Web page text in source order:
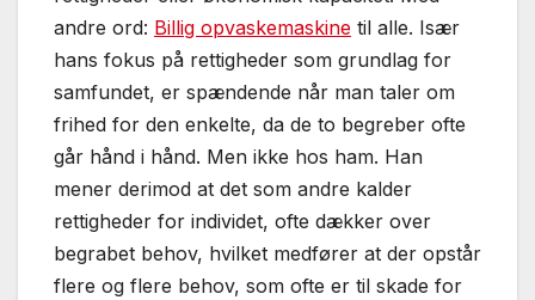
andre ord: Billig opvaskemaskine til alle. Især
hans fokus på rettigheder som grundlag for
samfundet, er spændende når man taler om
frihed for den enkelte, da de to begreber ofte
går hånd i hånd. Men ikke hos ham. Han
mener derimod at det som andre kalder
rettigheder for individet, ofte dækker over
begrabet behov, hvilket medfører at der opstår
flere og flere behov, som ofte er til skade for